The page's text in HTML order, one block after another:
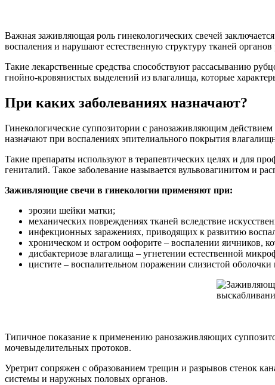
Важная заживляющая роль гинекологических свечей
воспаления и нарушают естественную структуру тканей
Такие лекарственные средства способствуют рассасыванию
гнойно-кровянистых выделений из влагалища, которые
При каких заболеваниях назначают?
Гинекологические суппозитории с ранозаживляющим
назначают при воспалениях эпителиального покрытия
Такие препараты используют в терапевтических целях и для
гениталий. Такое заболевание называется вульвовагинитом и
Заживляющие свечи в гинекологии применяют при:
эрозии шейки матки;
механических повреждениях тканей вследствие
инфекционных заражениях, приводящих к развитию
хроническом и остром оофорите – воспалении яичников,
дисбактериозе влагалища – угнетении естественной
цистите – воспалительном поражении слизистой оболочки
Типичное показание к применению ранозаживляющих
мочевыделительных протоков.
Уретрит сопряжен с образованием трещин и разрывов стенок
системы и наружных половых органов.